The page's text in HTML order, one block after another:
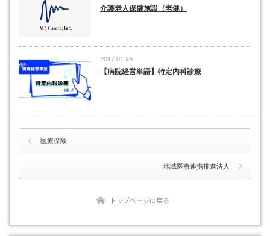
介護老人保健施設（老健）
2017.01.26
【病院経営単語】特定内科診療
医療保険
地域医療連携推進法人
トップページに戻る